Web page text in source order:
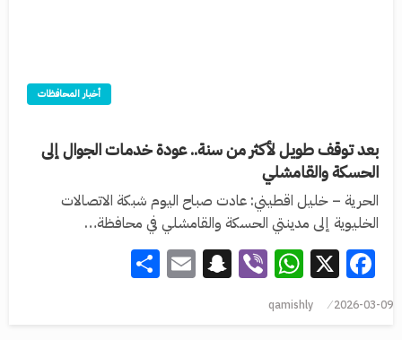
أخبار المحافظات
بعد توقف طويل لأكثر من سنة.. عودة خدمات الجوال إلى
الحسكة والقامشلي
الحرية – خليل اقطيني: عادت صباح اليوم شبكة الاتصالات
الخليوية إلى مدينتي الحسكة والقامشلي في محافظة…
Facebook
X
WhatsApp
Viber
Snapchat
Email
2026-03-09
qamishly